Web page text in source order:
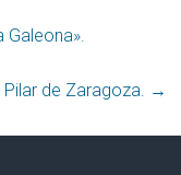
Pietas Populi: Nª Sª del Rosario » La Galeona»‏.
Pietas Populi: Nª Sª del Pilar de Zaragoza‏. →